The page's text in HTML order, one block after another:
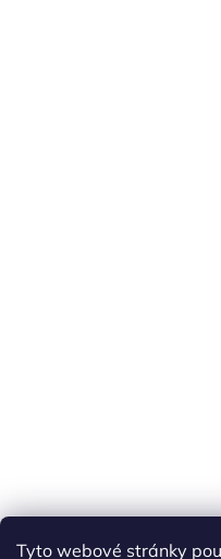
Tyto webové stránky